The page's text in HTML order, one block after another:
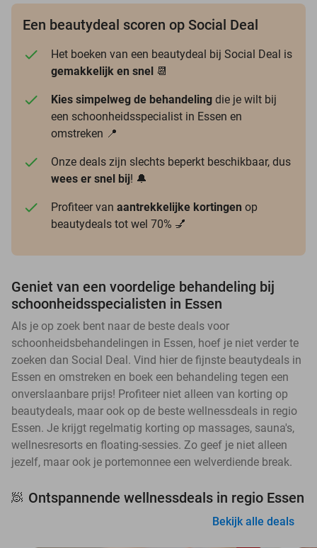
Een beautydeal scoren op Social Deal
Het boeken van een beautydeal bij Social Deal is
gemakkelijk en snel 📆
Kies simpelweg de behandeling die je wilt bij
een schoonheidsspecialist in Essen en
omstreken 📍
Onze deals zijn slechts beperkt beschikbaar, dus
wees er snel bij! 🔔
Profiteer van aantrekkelijke kortingen op
beautydeals tot wel 70% 💅
Geniet van een voordelige behandeling bij
schoonheidsspecialisten in Essen
Als je op zoek bent naar de beste deals voor
schoonheidsbehandelingen in Essen, hoef je niet verder te
zoeken dan Social Deal. Vind hier de fijnste beautydeals in
Essen en omstreken en boek een behandeling tegen een
onverslaanbare prijs! Profiteer niet alleen van korting op
beautydeals, maar ook op de beste wellnessdeals in regio
Essen. Je krijgt regelmatig korting op massages, sauna's,
wellnesresorts en floating-sessies. Zo geef je niet alleen
jezelf, maar ook je portemonnee een welverdiende break.
🧖 Ontspannende wellnessdeals in regio Essen
Bekijk alle deals